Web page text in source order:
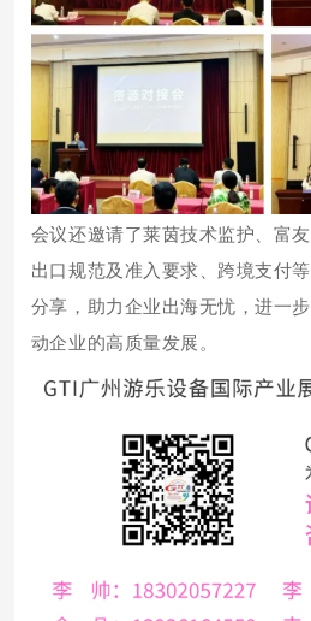
会议还邀请了莱茵技术监护、富
出口规范及准入要求、跨境支付
分享，助力企业出海无忧，进一
动企业的高质量发展。